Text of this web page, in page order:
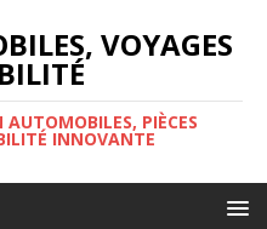
VOYAGES
AUTOMOBILES, PIÈCES
INNOVANTE